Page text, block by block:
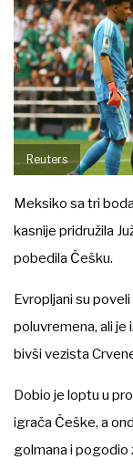
Reuters
Meksiko sa tri
kasnije pridružila
pobedila Češku.
Evropljani su
poluvremena, ali
bivši vezista
Dobio je loptu u
igrača Češke, a
golmana i pogodio